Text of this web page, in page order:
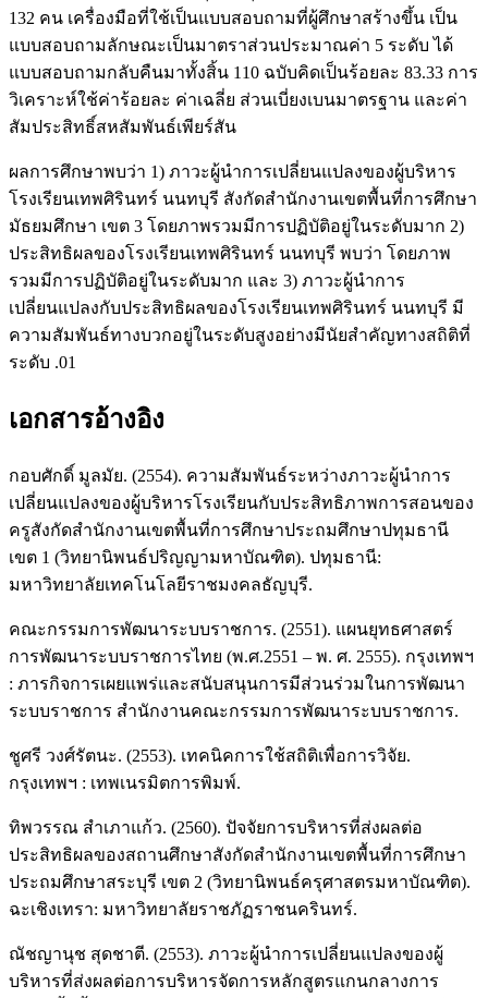
132 คน เครื่องมือที่ใช้เป็นแบบสอบถามที่ผู้ศึกษาสร้างขึ้น เป็น
แบบสอบถามลักษณะเป็นมาตราส่วนประมาณค่า 5 ระดับ ได้
แบบสอบถามกลับคืนมาทั้งสิ้น 110 ฉบับคิดเป็นร้อยละ 83.33 การ
วิเคราะห์ใช้ค่าร้อยละ ค่าเฉลี่ย ส่วนเบี่ยงเบนมาตรฐาน และค่า
สัมประสิทธิ์สหสัมพันธ์เพียร์สัน
ผลการศึกษาพบว่า 1) ภาวะผู้นำการเปลี่ยนแปลงของผู้บริหาร
โรงเรียนเทพศิรินทร์ นนทบุรี สังกัดสำนักงานเขตพื้นที่การศึกษา
มัธยมศึกษา เขต 3 โดยภาพรวมมีการปฏิบัติอยู่ในระดับมาก 2)
ประสิทธิผลของโรงเรียนเทพศิรินทร์ นนทบุรี พบว่า โดยภาพ
รวมมีการปฏิบัติอยู่ในระดับมาก และ 3) ภาวะผู้นำการ
เปลี่ยนแปลงกับประสิทธิผลของโรงเรียนเทพศิรินทร์ นนทบุรี มี
ความสัมพันธ์ทางบวกอยู่ในระดับสูงอย่างมีนัยสำคัญทางสถิติที่
ระดับ .01
เอกสารอ้างอิง
กอบศักดิ์ มูลมัย. (2554). ความสัมพันธ์ระหว่างภาวะผู้นำการ
เปลี่ยนแปลงของผู้บริหารโรงเรียนกับประสิทธิภาพการสอนของ
ครูสังกัดสำนักงานเขตพื้นที่การศึกษาประถมศึกษาปทุมธานี
เขต 1 (วิทยานิพนธ์ปริญญามหาบัณฑิต). ปทุมธานี:
มหาวิทยาลัยเทคโนโลยีราชมงคลธัญบุรี.
คณะกรรมการพัฒนาระบบราชการ. (2551). แผนยุทธศาสตร์
การพัฒนาระบบราชการไทย (พ.ศ.2551 – พ. ศ. 2555). กรุงเทพฯ
: ภารกิจการเผยแพร่และสนับสนุนการมีส่วนร่วมในการพัฒนา
ระบบราชการ สำนักงานคณะกรรมการพัฒนาระบบราชการ.
ชูศรี วงศ์รัตนะ. (2553). เทคนิคการใช้สถิติเพื่อการวิจัย.
กรุงเทพฯ : เทพเนรมิตการพิมพ์.
ทิพวรรณ สำเภาแก้ว. (2560). ปัจจัยการบริหารที่ส่งผลต่อ
ประสิทธิผลของสถานศึกษาสังกัดสำนักงานเขตพื้นที่การศึกษา
ประถมศึกษาสระบุรี เขต 2 (วิทยานิพนธ์ครุศาสตรมหาบัณฑิต).
ฉะเชิงเทรา: มหาวิทยาลัยราชภัฏราชนครินทร์.
ณัชญานุช สุดชาตี. (2553). ภาวะผู้นำการเปลี่ยนแปลงของผู้
บริหารที่ส่งผลต่อการบริหารจัดการหลักสูตรแกนกลางการ